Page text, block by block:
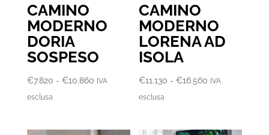
CAMINO
MODERNO
DORIA
SOSPESO
€7.820 - €10.860Fascia
IVA
esclusa
CAMINO
MODERNO
LORENA AD
ISOLA
€11.130 - €16.560 Fascia
IVA
esclusa